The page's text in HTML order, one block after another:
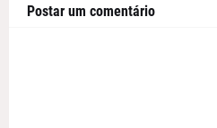
Postar um comentário